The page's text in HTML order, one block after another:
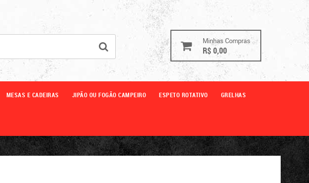
Minhas Compras
R$ 0,00
MESAS E CADEIRAS JIPÃO OU FOGÃO CAMPEIRO ESPETO ROTATIVO GRELHAS